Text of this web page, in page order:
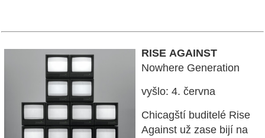
RISE AGAINST
Nowhere Generation
vyšlo: 4. června
Chicagští buditelé Rise
Against už zase bijí na